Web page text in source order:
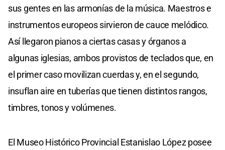
sus gentes en las armonías de la música. Maestros e
instrumentos europeos sirvieron de cauce melódico.
Así llegaron pianos a ciertas casas y órganos a
algunas iglesias, ambos provistos de teclados que, en
el primer caso movilizan cuerdas y, en el segundo,
insuflan aire en tuberías que tienen distintos rangos,
timbres, tonos y volúmenes.
El Museo Histórico Provincial Estanislao López posee